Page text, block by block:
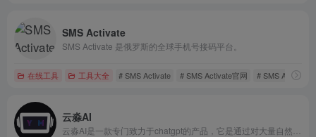
SMS Activate
SMS Activate 是俄罗斯的全球手机号接码平台。
在线工具 工具大全 # SMS Activate # SMS Activate官网 # SMS Activate
云淼AI